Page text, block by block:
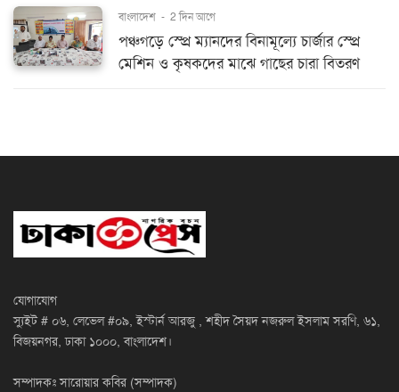
বাংলাদেশ - 2 দিন আগে
পঞ্চগড়ে স্প্রে ম্যানদের বিনামূল্যে চার্জার স্প্রে
মেশিন ও কৃষকদের মাঝে গাছের চারা বিতরণ
যোগাযোগ
স্যুইট # ০৬, লেভেল #০৯, ইস্টার্ন আরজু , শহীদ সৈয়দ নজরুল ইসলাম সরণি, ৬১,
বিজয়নগর, ঢাকা ১০০০, বাংলাদেশ।
সম্পাদকঃ সারোয়ার কবির (সম্পাদক)